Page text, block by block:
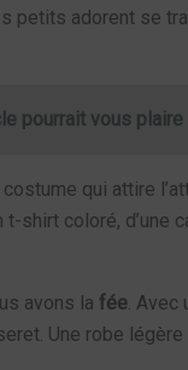
petits adorent se
pourrait vous plaire
qui attire
t-shirt coloré,
avons la fée .
Une robe